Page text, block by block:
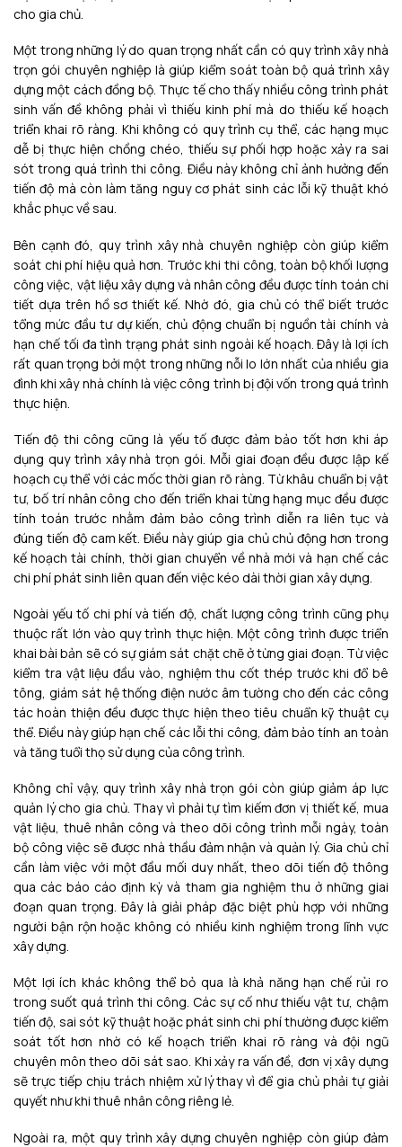
cho gia chủ.
Một trong những lý do quan trọng nhất cần có quy trình xây nhà
trọn gói chuyên nghiệp là giúp kiểm soát toàn bộ quá trình xây
dựng một cách đồng bộ. Thực tế cho thấy nhiều công trình phát
sinh vấn đề không phải vì thiếu kinh phí mà do thiếu kế hoạch
triển khai rõ ràng. Khi không có quy trình cụ thể, các hạng mục
dễ bị thực hiện chồng chéo, thiếu sự phối hợp hoặc xảy ra sai
sót trong quá trình thi công. Điều này không chỉ ảnh hưởng đến
tiến độ mà còn làm tăng nguy cơ phát sinh các lỗi kỹ thuật khó
khắc phục về sau.
Bên cạnh đó, quy trình xây nhà chuyên nghiệp còn giúp kiểm
soát chi phí hiệu quả hơn. Trước khi thi công, toàn bộ khối lượng
công việc, vật liệu xây dựng và nhân công đều được tính toán chi
tiết dựa trên hồ sơ thiết kế. Nhờ đó, gia chủ có thể biết trước
tổng mức đầu tư dự kiến, chủ động chuẩn bị nguồn tài chính và
hạn chế tối đa tình trạng phát sinh ngoài kế hoạch. Đây là lợi ích
rất quan trọng bởi một trong những nỗi lo lớn nhất của nhiều gia
đình khi xây nhà chính là việc công trình bị đội vốn trong quá trình
thực hiện.
Tiến độ thi công cũng là yếu tố được đảm bảo tốt hơn khi áp
dụng quy trình xây nhà trọn gói. Mỗi giai đoạn đều được lập kế
hoạch cụ thể với các mốc thời gian rõ ràng. Từ khâu chuẩn bị vật
tư, bố trí nhân công cho đến triển khai từng hạng mục đều được
tính toán trước nhằm đảm bảo công trình diễn ra liên tục và
đúng tiến độ cam kết. Điều này giúp gia chủ chủ động hơn trong
kế hoạch tài chính, thời gian chuyển về nhà mới và hạn chế các
chi phí phát sinh liên quan đến việc kéo dài thời gian xây dựng.
Ngoài yếu tố chi phí và tiến độ, chất lượng công trình cũng phụ
thuộc rất lớn vào quy trình thực hiện. Một công trình được triển
khai bài bản sẽ có sự giám sát chặt chẽ ở từng giai đoạn. Từ việc
kiểm tra vật liệu đầu vào, nghiệm thu cốt thép trước khi đổ bê
tông, giám sát hệ thống điện nước âm tường cho đến các công
tác hoàn thiện đều được thực hiện theo tiêu chuẩn kỹ thuật cụ
thể. Điều này giúp hạn chế các lỗi thi công, đảm bảo tính an toàn
và tăng tuổi thọ sử dụng của công trình.
Không chỉ vậy, quy trình xây nhà trọn gói còn giúp giảm áp lực
quản lý cho gia chủ. Thay vì phải tự tìm kiếm đơn vị thiết kế, mua
vật liệu, thuê nhân công và theo dõi công trình mỗi ngày, toàn
bộ công việc sẽ được nhà thầu đảm nhận và quản lý. Gia chủ chỉ
cần làm việc với một đầu mối duy nhất, theo dõi tiến độ thông
qua các báo cáo định kỳ và tham gia nghiệm thu ở những giai
đoạn quan trọng. Đây là giải pháp đặc biệt phù hợp với những
người bận rộn hoặc không có nhiều kinh nghiệm trong lĩnh vực
xây dựng.
Một lợi ích khác không thể bỏ qua là khả năng hạn chế rủi ro
trong suốt quá trình thi công. Các sự cố như thiếu vật tư, chậm
tiến độ, sai sót kỹ thuật hoặc phát sinh chi phí thường được kiểm
soát tốt hơn nhờ có kế hoạch triển khai rõ ràng và đội ngũ
chuyên môn theo dõi sát sao. Khi xảy ra vấn đề, đơn vị xây dựng
sẽ trực tiếp chịu trách nhiệm xử lý thay vì để gia chủ phải tự giải
quyết như khi thuê nhân công riêng lẻ.
Ngoài ra, một quy trình xây dựng chuyên nghiệp còn giúp đảm